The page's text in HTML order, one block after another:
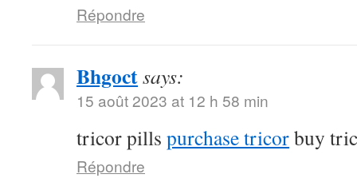
Répondre
Bhgoctsays:
15 août 2023 at 12 h 58 min
tricor pills purchase tricorbuy
Répondre